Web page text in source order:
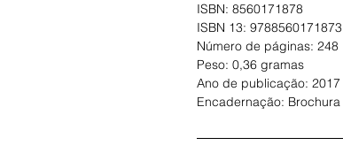
ISBN: 8560171878
ISBN 13: 9788560171873
Número de páginas: 248
Peso: 0,36 gramas
Ano de publicação: 2017
Encadernação: Brochura